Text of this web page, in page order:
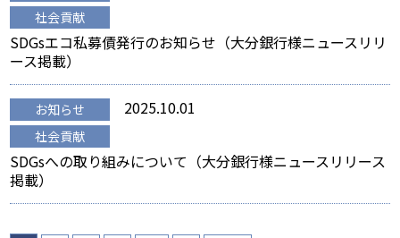
社会貢献
SDGsエコ私募債発行のお知らせ（大分銀行様ニュースリリ
ース掲載）
お知らせ
社会貢献
2025.10.01
SDGsへの取り組みについて（大分銀行様ニュースリリース
掲載）